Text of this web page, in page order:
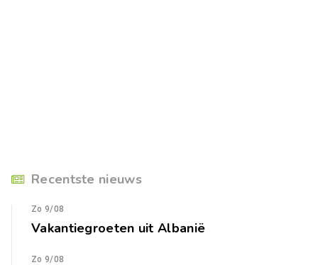
Recentste nieuws
Zo 9/08
Vakantiegroeten uit Albanië
Zo 9/08